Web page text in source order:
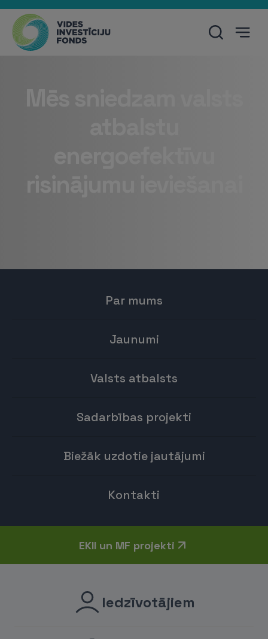
Par mums
Jaunumi
Valsts atbalsts
Sadarbības projekti
Biežāk uzdotie jautājumi
Kontakti
EKII un MF projekti
Iedzīvotājiem